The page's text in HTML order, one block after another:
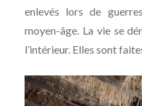
enlevés lors de
moyen-âge. La vie se
l’intérieur. Elles sont